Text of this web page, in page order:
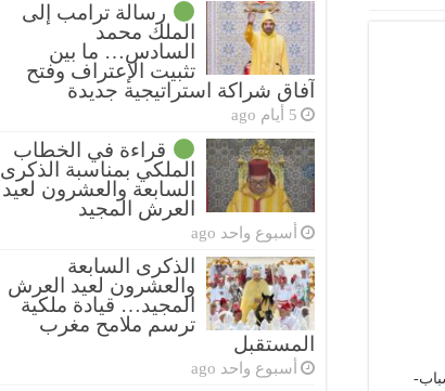
رسالة ترامب إلى
الملك محمد
السادس… ما بين
تثبيت الإعتراف وفتح
آفاق شراكة استراتيجية جديدة
5 أيام ago
قراءة في الخطاب
الملكي بمناسبة الذكرى
السابعة والعشرون لعيد
العرش المجيد
أسبوع واحد ago
الذكرى السابعة
والعشرون لعيد العرش
المجيد… قيادة ملكية
ترسم ملامح مغرب
المستقبل
أسبوع واحد ago